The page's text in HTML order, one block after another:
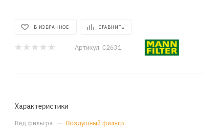
В ИЗБРАННОЕ СРАВНИТЬ
Артикул: C2631
Характеристики
Вид фильтра — Воздушный фильтр